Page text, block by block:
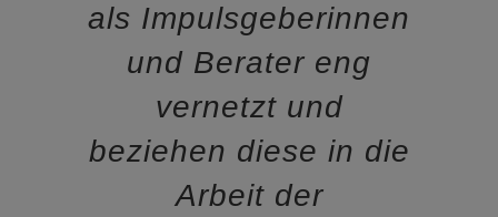
als Impulsgeberinnen
und Berater eng
vernetzt und
beziehen diese in die
Arbeit der